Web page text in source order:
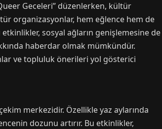
Geceleri” düzenlerken, kültür
organizasyonlar, hem eğlence hem de
etkinlikler, sosyal ağların genişlemesine de
haberdar olmak mümkündür.
ve topluluk önerileri yol gösterici
merkezidir. Özellikle yaz aylarında
dozunu artırır. Bu etkinlikler,